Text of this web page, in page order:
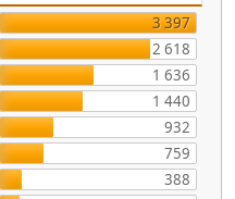
3 397
2 618
1 636
1 440
932
759
388